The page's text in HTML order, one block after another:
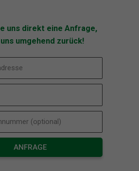
uns direkt eine Anfrage,
umgehend zurück!
ANFRAGE